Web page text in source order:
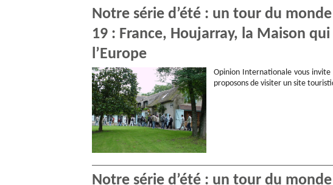
Notre série d’été : un tour du
19 : France, Houjarray, la Maison
l’Europe
Opinion Internationale vous
proposons de visiter un site
Notre série d’été : un tour du